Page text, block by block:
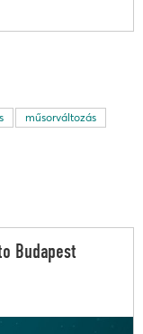
műsorváltozás
Budapest